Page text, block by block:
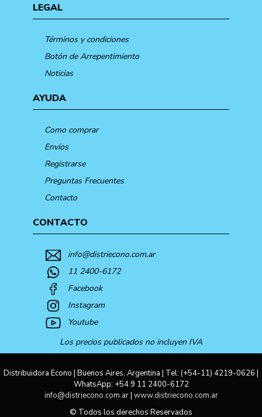
LEGAL
Términos y condiciones
Botón de Arrepentimiento
Noticias
AYUDA
Como comprar
Envíos
Registrarse
Preguntas Frecuentes
Contacto
CONTACTO
info@distriecono.com.ar
11 2400-6172
Facebook
Instagram
Youtube
Los precios publicados no incluyen IVA
Distribuidora Econo | Buenos Aires, Argentina | Tel: (+54-11) 4219-0626 |
WhatsApp: +54 9 11 2400-6172
info@distriecono.com.ar| www.distriecono.com.ar
© Todos los derechos Reservados